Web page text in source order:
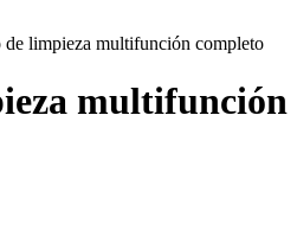
de limpieza multifunción completo
multifunción